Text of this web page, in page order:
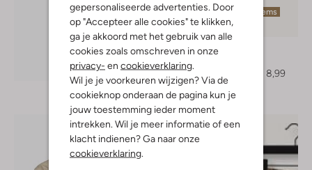
gepersonaliseerde advertenties. Door
op "Accepteer alle cookies" te klikken,
ga je akkoord met het gebruik van alle
cookies zoals omschreven in onze
privacy- en cookieverklaring.
Wil je je voorkeuren wijzigen? Via de
cookieknop onderaan de pagina kun je
jouw toestemming ieder moment
intrekken. Wil je meer informatie of een
klacht indienen? Ga naar onze
cookieverklaring.
Ontdek de look
Laatste items
-50%
€ 8,99